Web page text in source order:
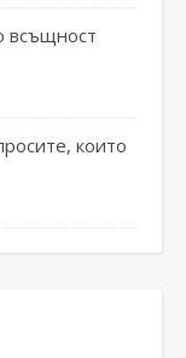
всъщност
които